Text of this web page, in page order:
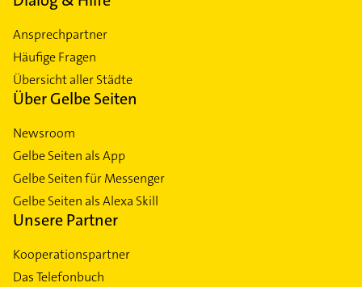
Ansprechpartner
Häufige Fragen
Übersicht aller Städte
Über Gelbe Seiten
Newsroom
Gelbe Seiten als App
Gelbe Seiten für Messenger
Gelbe Seiten als Alexa Skill
Unsere Partner
Kooperationspartner
Das Telefonbuch